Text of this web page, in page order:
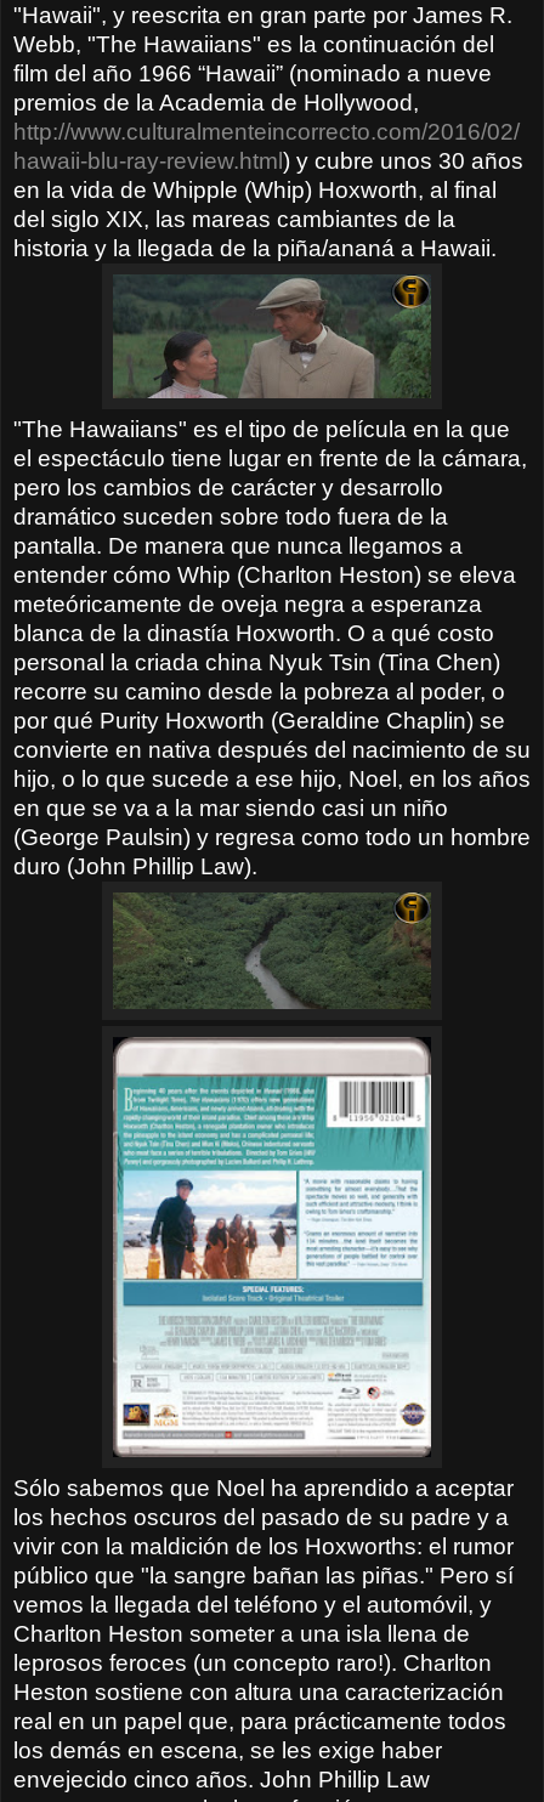
"Hawaii", y reescrita en gran parte por James R.
Webb, "The Hawaiians" es la continuación del
film del año 1966 “Hawaii” (nominado a nueve
premios de la Academia de Hollywood,
http://www.culturalmenteincorrecto.com/2016/02/
hawaii-blu-ray-review.html) y cubre unos 30 años
en la vida de Whipple (Whip) Hoxworth, al final
del siglo XIX, las mareas cambiantes de la
historia y la llegada de la piña/ananá a Hawaii.
"The Hawaiians" es el tipo de película en la que
el espectáculo tiene lugar en frente de la cámara,
pero los cambios de carácter y desarrollo
dramático suceden sobre todo fuera de la
pantalla. De manera que nunca llegamos a
entender cómo Whip (Charlton Heston) se eleva
meteóricamente de oveja negra a esperanza
blanca de la dinastía Hoxworth. O a qué costo
personal la criada china Nyuk Tsin (Tina Chen)
recorre su camino desde la pobreza al poder, o
por qué Purity Hoxworth (Geraldine Chaplin) se
convierte en nativa después del nacimiento de su
hijo, o lo que sucede a ese hijo, Noel, en los años
en que se va a la mar siendo casi un niño
(George Paulsin) y regresa como todo un hombre
duro (John Phillip Law).
Sólo sabemos que Noel ha aprendido a aceptar
los hechos oscuros del pasado de su padre y a
vivir con la maldición de los Hoxworths: el rumor
público que "la sangre bañan las piñas." Pero sí
vemos la llegada del teléfono y el automóvil, y
Charlton Heston someter a una isla llena de
leprosos feroces (un concepto raro!). Charlton
Heston sostiene con altura una caracterización
real en un papel que, para prácticamente todos
los demás en escena, se les exige haber
envejecido cinco años. John Phillip Law